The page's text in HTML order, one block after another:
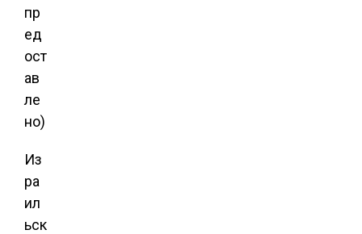
пр
ед
ост
ав
ле
но)
Из
ра
ил
ьск